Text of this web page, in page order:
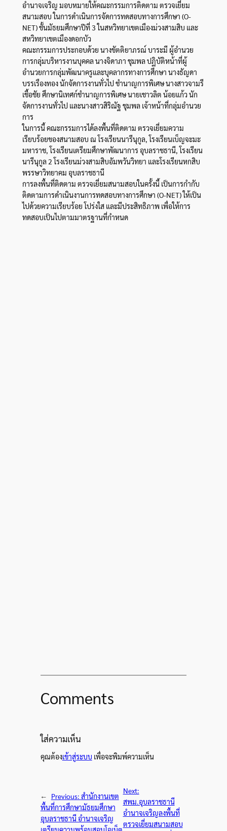
อำนาจเจริญ มอบหมายให้คณะกรรมการติดตาม ตรวจเยี่ยม
สนามสอบ ในการดำเนินการจัดการทดสอบทางการศึกษา (O-
NET) ชั้นมัธยมศึกษาปีที่ 3 ในสหวิทยาเขตเมืองม่วงสามสิบ และ
สหวิทยาเขตเมืองดอกบัว
คณะกรรมการประกอบด้วย นางขัตติยาภรณ์ บาระมี ผู้อำนวย
การกลุ่มบริหารงานบุคคล นางจิดาภา ชุมพล ปฏิบัติหน้าที่ผู้
อำนวยการกลุ่มพัฒนาครูและบุคลากรทางการศึกษา นางธัญดา
บรรเรืองทอง นักจัดการงานทั่วไป ชำนาญการพิเศษ นางสาวจามรี
เชื้อชัย ศึกษานิเทศก์ชำนาญการพิเศษ นายเชาวลิต น้อยแก้ว นัก
จัดการงานทั่วไป และนางสาวสิริณัฐ ชุมพล เจ้าหน้าที่กลุ่มอำนวย
การ
ในการนี้ คณะกรรมการได้ลงพื้นที่ติดตาม ตรวจเยี่ยมความ
เรียบร้อยของสนามสอบ ณ โรงเรียนนารีนุกูล, โรงเรียนเบ็ญจะมะ
มหาราช, โรงเรียนเตรียมศึกษาพัฒนาการ อุบลราชธานี, โรงเรียน
นารีนุกูล 2 โรงเรียนม่วงสามสิบอัมพวันวิทยา และโรงเรียนหกสิบ
พรรษาวิทยาคม อุบลราชธานี
การลงพื้นที่ติดตาม ตรวจเยี่ยมสนามสอบในครั้งนี้ เป็นการกำกับ
ติดตามการดำเนินงานการทดสอบทางการศึกษา (O-NET) ให้เป็น
ไปด้วยความเรียบร้อย โปร่งใส และมีประสิทธิภาพ เพื่อให้การ
ทดสอบเป็นไปตามมาตรฐานที่กำหนด
Comments
ใส่ความเห็น
คุณต้องเข้าสู่ระบบ เพื่อจะพิมพ์ความเห็น
← Previous: สำนักงานเขต
พื้นที่การศึกษามัธยมศึกษา
อุบลราชธานี อำนาจเจริญ
Next:
สพม.อุบลราชธานี
อำนาจเจริญลงพื้นที่
ตรวจเยี่ยมสนามสอบ